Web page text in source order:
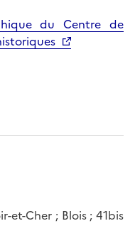
du Centre de
et-Cher ; Blois ; 41bis